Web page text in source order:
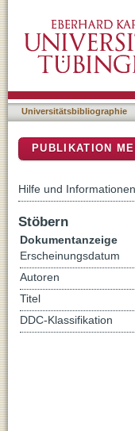
sclerosing
Universitätsbibliographie
PUBLIKATION
Hilfe und Informationen
Stöbern
Dokumentanzeige
Erscheinungsdatum
Autoren
Titel
DDC-Klassifikation